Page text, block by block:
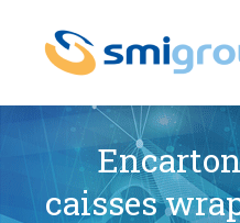
Profilcaisses